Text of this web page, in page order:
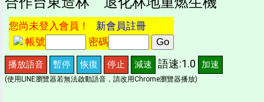
您尚未登入會員！ 新會員註冊
帳號
密碼
播放語音 暫停 恢復 停止 減速 語速:1.0 加速
(使用LINE瀏覽器若無法啟動語音，請改用Chrome瀏覽器播放)